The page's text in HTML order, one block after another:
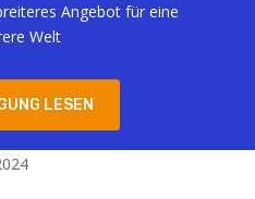
Angebot für eine
Welt
LESEN